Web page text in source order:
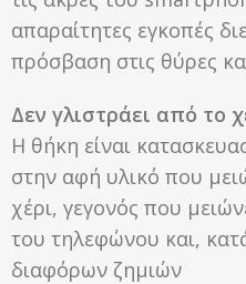
απαραίτητες εγκοπές
πρόσβαση στις θύρες
Δεν γλιστράει από το
Η θήκη είναι
στην αφή υλικό που
χέρι, γεγονός που
του τηλεφώνου και,
διαφόρων ζημιών